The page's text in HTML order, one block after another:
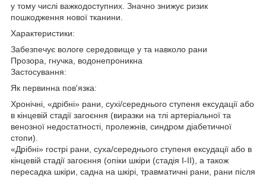
у тому числі важкодоступних. Значно знижує ризик
пошкодження нової тканини.
Характеристики:
Забезпечує вологе середовище у та навколо рани
Прозора, гнучка, водонепроникна
Застосування:
Як первинна пов'язка:
Хронічні, «дрібні» рани, сухі/середнього ступеня ексудації або
в кінцевій стадії загоєння (виразки на тлі артеріальної та
венозної недостатності, пролежнів, синдром діабетичної
стопи).
«Дрібні» гострі рани, суха/середнього ступеня ексудації або в
кінцевій стадії загоєння (опіки шкіри (стадія I-II), а також
пересадка шкіри, садна на шкірі, травматичні рани, рани після